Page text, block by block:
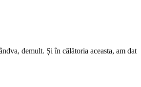
demult. Și în călătoria aceasta, am dat